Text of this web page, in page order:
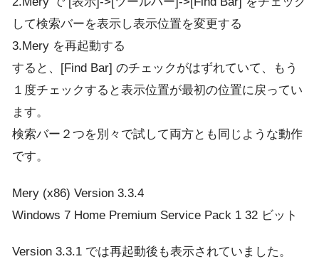
して検索バーを表示し表示位置を変更する
3.Mery を再起動する
すると、[Find Bar] のチェックがはずれていて、もう
１度チェックすると表示位置が最初の位置に戻ってい
ます。
検索バー２つを別々で試して両方とも同じような動作
です。
Mery (x86) Version 3.3.4
Windows 7 Home Premium Service Pack 1 32 ビット
Version 3.3.1 では再起動後も表示されていました。